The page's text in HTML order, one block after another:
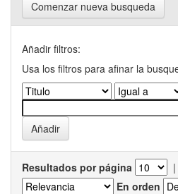
Comenzar nueva busqueda
Añadir filtros:
Usa los filtros para afinar la
Resultados por página |
En orden